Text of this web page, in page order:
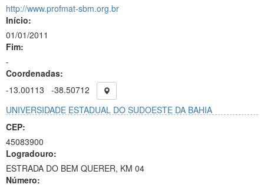
http://www.profmat-sbm.org.br
Início:
01/01/2011
Fim:
-
Coordenadas:
-13.00113
-38.50712
UNIVERSIDADE ESTADUAL DO SUDOESTE DA BAHIA
CEP:
45083900
Logradouro:
ESTRADA DO BEM QUERER, KM 04
Número: